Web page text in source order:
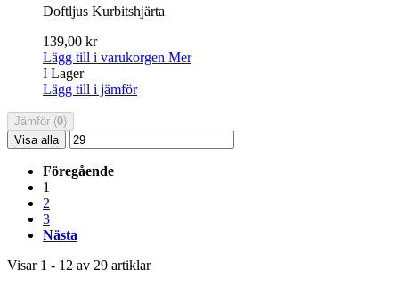
Doftljus Kurbitshjärta
139,00 kr
Lägg till i varukorgen Mer
I Lager
Lägg till i jämför
Jämför (0)
Visa alla
Föregående
1
2
3
Nästa
Visar 1 - 12 av 29 artiklar